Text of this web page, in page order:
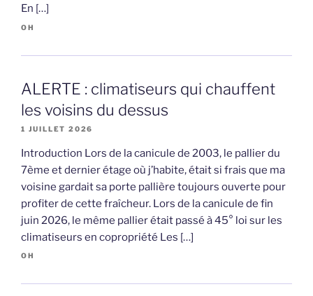
En […]
OH
ALERTE : climatiseurs qui chauffent
les voisins du dessus
1 JUILLET 2026
Introduction Lors de la canicule de 2003, le pallier du
7ème et dernier étage où j’habite, était si frais que ma
voisine gardait sa porte pallière toujours ouverte pour
profiter de cette fraîcheur. Lors de la canicule de fin
juin 2026, le même pallier était passé à 45° loi sur les
climatiseurs en copropriété Les […]
OH